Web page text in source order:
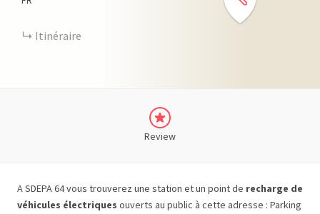
Itinéraire
Review
A SDEPA 64 vous trouverez une station et un point de recharge de
véhicules électriques ouverts au public à cette adresse : Parking